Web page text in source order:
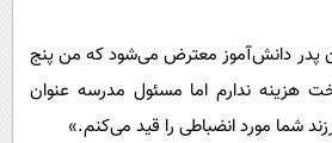
فرهنگی
بین الملل
اجتماعی
پدر دانش‌آموز معترض می‌شود که من پنج
هزینه ندارم اما مسئول مدرسه عنوان
شما مورد انضباطی را قید می‌کنم.»